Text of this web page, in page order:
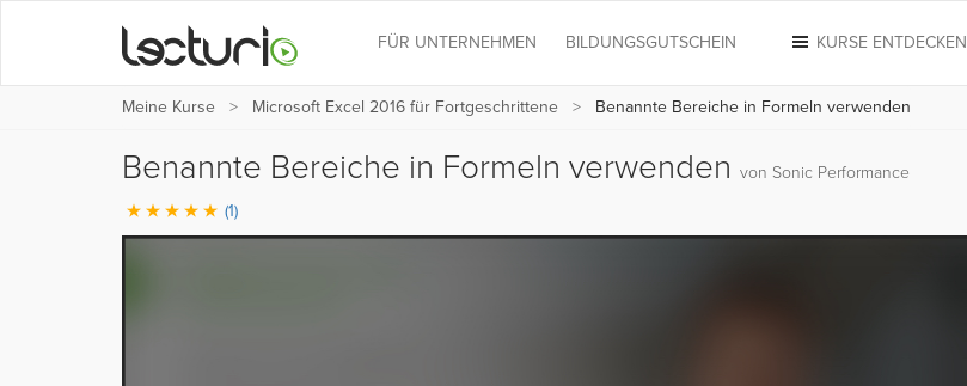
KURSE ENTDECKEN
FÜR UNTERNEHMEN BILDUNGSGUTSCHEIN
Meine Kurse Microsoft Excel 2016 für Fortgeschrittene Benannte Bereiche in Formeln verwenden
Benannte Bereiche in Formeln verwenden von Sonic Performance
(1)